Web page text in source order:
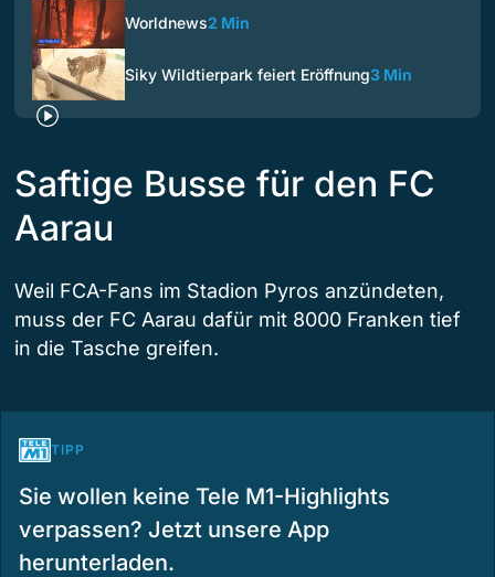
Worldnews2 Min
Siky Wildtierpark feiert Eröffnung3 Min
Saftige Busse für den FC
Aarau
Weil FCA-Fans im Stadion Pyros anzündeten,
muss der FC Aarau dafür mit 8000 Franken tief
in die Tasche greifen.
TIPP
Sie wollen keine Tele M1-Highlights
verpassen? Jetzt unsere App
herunterladen.